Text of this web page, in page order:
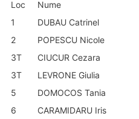
Loc Nume
1
DUBAU Catrinel
2
POPESCU Nicole
3T
CIUCUR Cezara
3T
LEVRONE Giulia
5
DOMOCOS Tania
6
CARAMIDARU Iris